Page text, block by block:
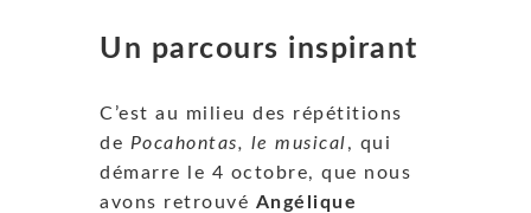
Un parcours inspirant
C’est au milieu des répétitions
de Pocahontas, le musical, qui
démarre le 4 octobre, que nous
avons retrouvé Angélique